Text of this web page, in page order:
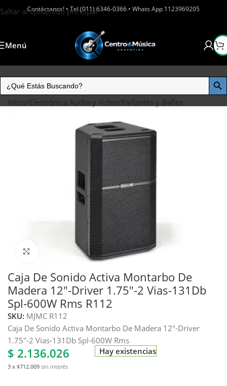
Saltar al contenido principal
Contáctanos! • Tel (011) 6346-0366 • Whats App 1123969205
Menú
Inicio/Electrónica Audio y Video/Parlantes y Bafles
Haga clic para ampliar
Caja De Sonido Activa Montarbo De
Madera 12″-Driver 1.75″-2 Vias-131Db
Spl-600W Rms R112
SKU: MJMC R112
Caja De Sonido Activa Montarbo De Madera 12″-Driver
1.75″-2 Vias-131Db Spl-600W Rms
$ 2.136.026
3 x $712.009 sin interés
Hay existencias